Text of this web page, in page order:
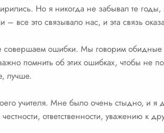
Но я никогда не забывал те
все это связывало нас, и эта связь
ошибки. Мы говорим обидные
помнить об этих ошибках, чтобы не
лучше.
учителя. Мне было очень стыдно, и я
ответственности, уважению к